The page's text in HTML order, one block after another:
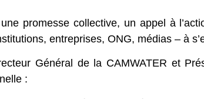
promesse collective, un appel à
entreprises, ONG, médias – à
Général de la CAMWATER et
: